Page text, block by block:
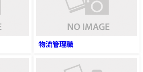
物流管理職